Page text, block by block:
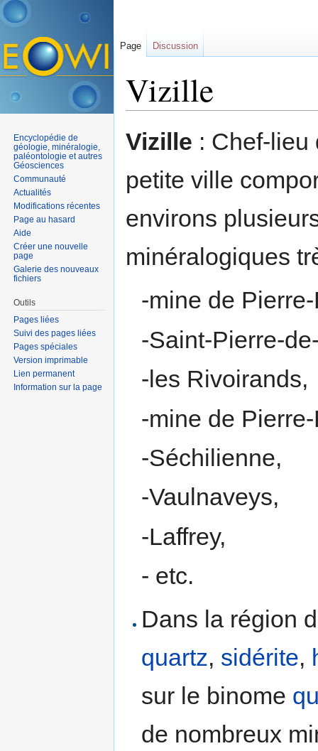
Vizille
Vizille : Chef-lieu
petite ville
environs
minéralogiques
-mine de
-Saint-Pierre-
-les Rivoirands,
-mine de
-Séchilienne,
-Vaulnaveys,
-Laffrey,
- etc.
Dans la région
quartz, sidérite,
sur le binome
de nombreux
Page Discussion
Encyclopédie de
géologie, minéralogie,
paléontologie et autres
Géosciences
Communauté
Actualités
Modifications récentes
Page au hasard
Aide
Créer une nouvelle
page
Galerie des nouveaux
fichiers
Outils
Pages liées
Suivi des pages liées
Pages spéciales
Version imprimable
Lien permanent
Information sur la page